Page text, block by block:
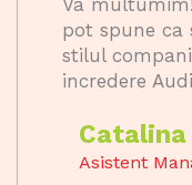
pot spune ca
stilul
incredere
Asistent